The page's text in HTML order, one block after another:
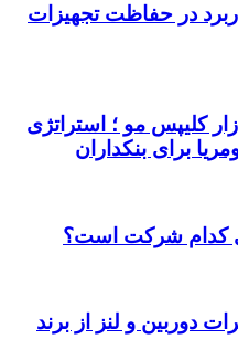
در حفاظت تجهیزات
کلیپس مو ؛ استراتژی
برای بنکداران
کدام شرکت است؟
دوربین و لنز از برند